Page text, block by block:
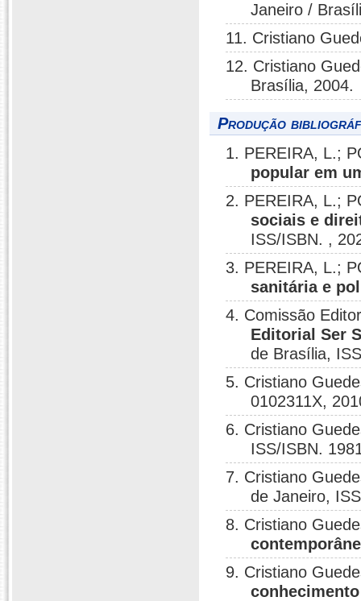
Janeiro /
11. Cristiano
12. Cristiano
Brasília, 2004.
Produção
1. PEREIRA, L.;
popular em
2. PEREIRA, L.;
sociais e
ISS/ISBN. ,
3. PEREIRA, L.;
sanitária e
4. Comissão
Editorial Ser
de Brasília,
5. Cristiano
0102311X,
6. Cristiano
ISS/ISBN.
7. Cristiano
de Janeiro,
8. Cristiano
9. Cristiano